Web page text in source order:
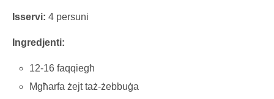
Isservi: 4 persuni
Ingredjenti:
12-16 faqqiegħ
Mgħarfa żejt taż-żebbuġa